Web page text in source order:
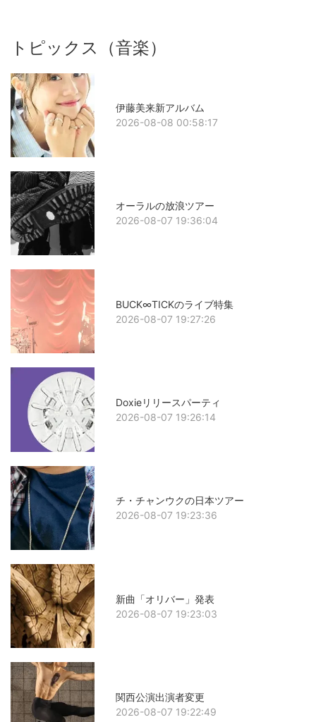
トピックス（音楽）
伊藤美来新アルバム
2026-08-08 00:58:17
オーラルの放浪ツアー
2026-08-07 19:36:04
BUCK∞TICKのライブ特集
2026-08-07 19:27:26
Doxieリリースパーティ
2026-08-07 19:26:14
チ・チャンウクの日本ツアー
2026-08-07 19:23:36
新曲「オリバー」発表
2026-08-07 19:23:03
関西公演出演者変更
2026-08-07 19:22:49